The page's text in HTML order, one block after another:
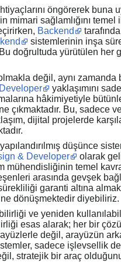
öngörerek buna
mimari sağlamlığını
Backend
sistemlerinin inşa
doğrultuda yürütülen
değil, aynı
yaklaşımını
hâkimiyetiyle
Bu, sadece
dijital projelerde
düşünce
& Developer
olarak
temel
arasında gevşek
sürekliliği garanti altına
dönüşmektedir diyebiliriz.
ve yeniden
esas alarak; her bir
değil, arayüzün
sadece işlevsellik
stratejik bir araç